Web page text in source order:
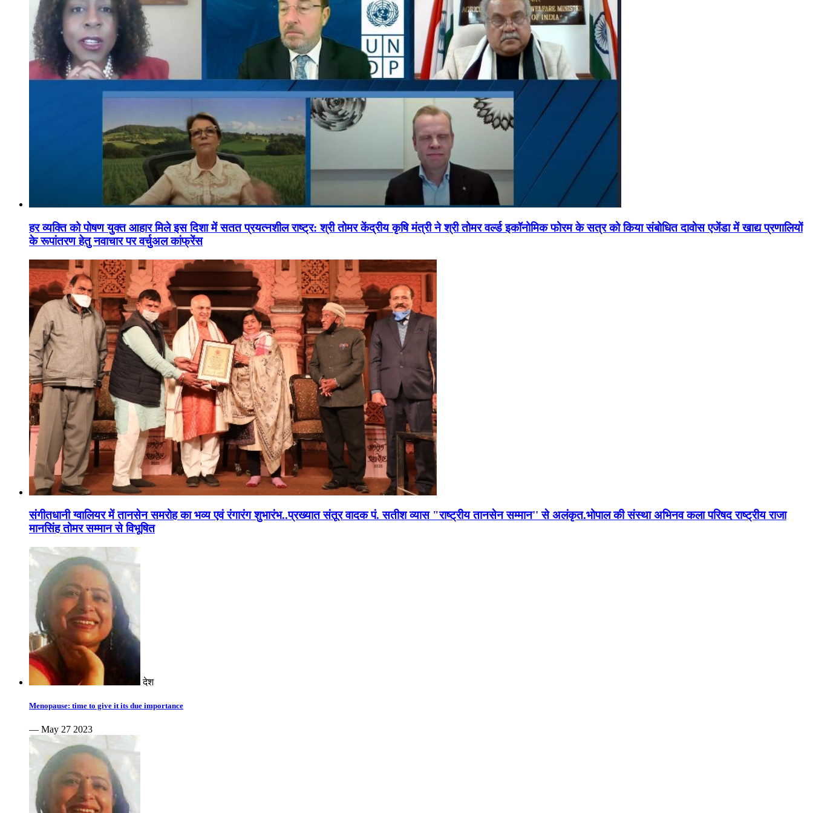
हर व्यक्ति को पोषण युक्त आहार मिले इस दिशा में सतत प्रयत्नशील राष्ट्र: श्री तोमर केंद्रीय कृषि मंत्री ने श्री तोमर वर्ल्ड इकॉनोमिक फोरम के सत्र को किया संबोधित दावोस एजेंडा में खाद्य प्रणालियों
के रूपांतरण हेतु नवाचार पर वर्चुअल कांफ्रेंस
संगीतधानी ग्वालियर में तानसेन समरोह का भव्य एवं रंगारंग शुभारंभ..प्रख्यात संतूर वादक पं. सतीश व्यास "राष्ट्रीय तानसेन सम्मान'' से अलंकृत.भोपाल की संस्था अभिनव कला परिषद राष्ट्रीय राजा
मानसिंह तोमर सम्मान से विभूषित
देश
Menopause: time to give it its due importance
— May 27 2023